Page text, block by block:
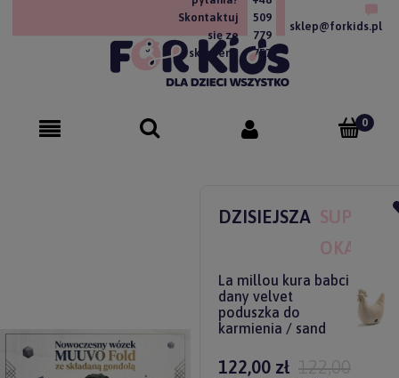
Skontaktuj
się ze
sklepem!
509
779
757
sklep@forkids.pl
DZISIEJSZA SUPER
OKAZJA
La millou kura babci
dany velvet
poduszka do
karmienia / sand
122,00 zł 122,00 zł